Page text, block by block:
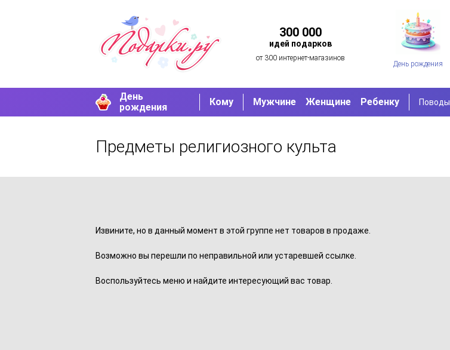
300 000
идей подарков
от 300 интернет-магазинов
День рождения
День
рождения
Кому Мужчине Женщине Ребенку Поводы
Предметы религиозного культа
Извините, но в данный момент в этой группе нет товаров в продаже.
Возможно вы перешли по неправильной или устаревшей ссылке.
Воспользуйтесь меню и найдите интересующий вас товар.